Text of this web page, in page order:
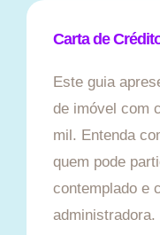
Carta de
Este guia
de imóvel com
mil. Entenda
quem pode
contemplado e
administradora.